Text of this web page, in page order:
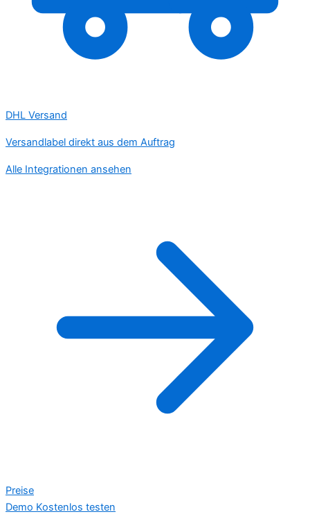
DHL Versand
Versandlabel direkt aus dem Auftrag
Alle Integrationen ansehen
Preise
Demo Kostenlos testen